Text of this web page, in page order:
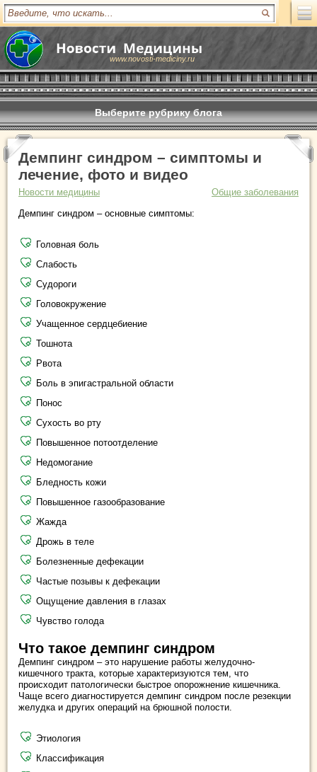
www.novosti-mediciny.ru
Выберите рубрику блога
Демпинг синдром – симптомы и
лечение, фото и видео
Новости медицины
Общие заболевания
Демпинг синдром – основные симптомы:
Головная боль
Слабость
Судороги
Головокружение
Учащенное сердцебиение
Тошнота
Рвота
Боль в эпигастральной области
Понос
Сухость во рту
Повышенное потоотделение
Недомогание
Бледность кожи
Повышенное газообразование
Жажда
Дрожь в теле
Болезненные дефекации
Частые позывы к дефекации
Ощущение давления в глазах
Чувство голода
Что такое демпинг синдром
Демпинг синдром – это нарушение работы желудочно-
кишечного тракта, которые характеризуются тем, что
происходит патологически быстрое опорожнение кишечника.
Чаще всего диагностируется демпинг синдром после резекции
желудка и других операций на брюшной полости.
Этиология
Классификация